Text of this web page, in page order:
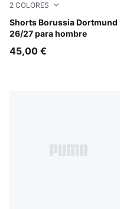
2 COLORES
Shorts Borussia Dortmund
26/27 para hombre
Purple Glimmer-Yellow
45,00 €